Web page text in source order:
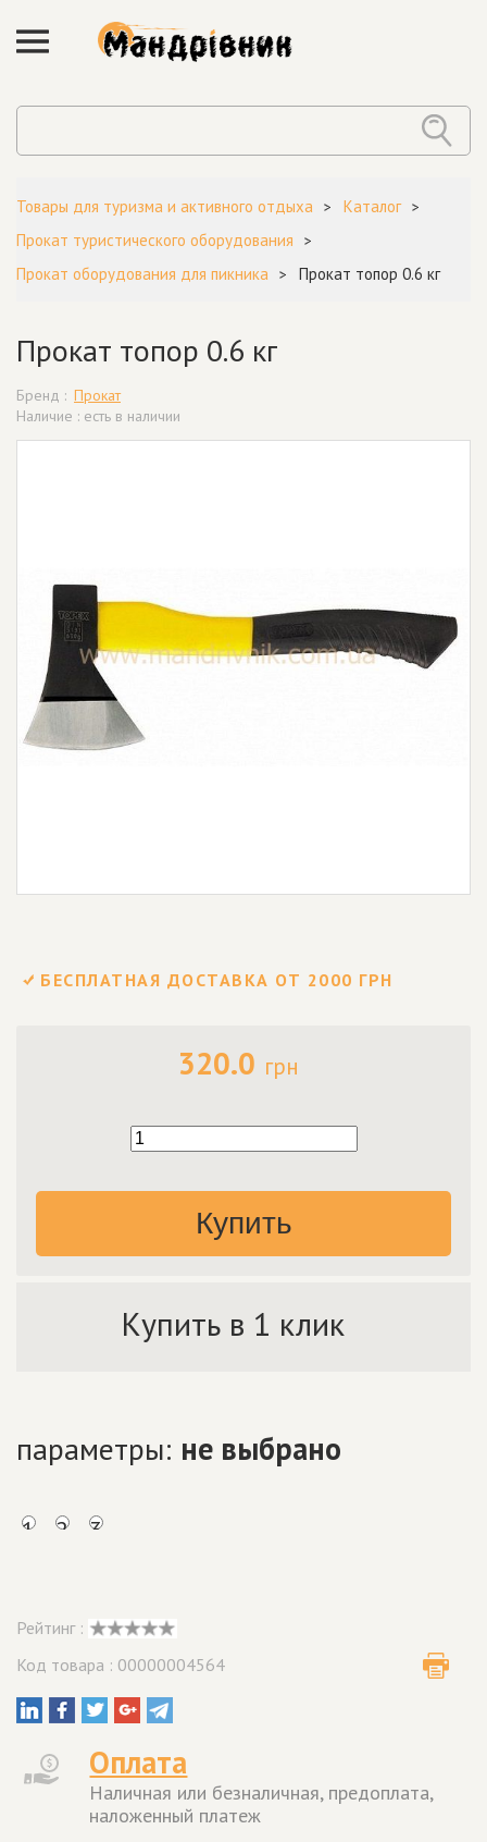
Товары для туризма и активного отдыха
Каталог
Прокат туристического оборудования
Прокат оборудования для пикника
Прокат топор 0.6 кг
Прокат топор 0.6 кг
Бренд : Прокат
Наличие : есть в наличии
БЕСПЛАТНАЯ ДОСТАВКА ОТ 2000 ГРН
320.0 грн
Купить
Купить в 1 клик
параметры: не выбрано
1 2 3
Рейтинг :
Код товара : 00000004564
Оплата
Наличная или безналичная, предоплата,
наложенный платеж